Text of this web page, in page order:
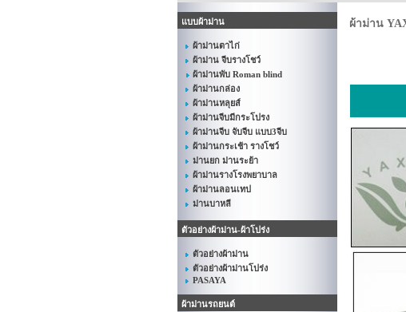
แบบผ้าม่าน
ผ้าม่านตาไก่
ผ้าม่าน จีบรางโชว์
ผ้าม่านพับ Roman blind
ผ้าม่านกล่อง
ผ้าม่านหลุยส์
ผ้าม่านจีบมีกระโปรง
ผ้าม่านจีบ จับจีบ แบบ3จีบ
ผ้าม่านกระเช้า รางโชว์
ม่านยก ม่านระย้า
ผ้าม่านรางโรงพยาบาล
ผ้าม่านลอนเทป
ม่านบาหลี
ตัวอย่างผ้าม่าน-ผ้าโปร่ง
ตัวอย่างผ้าม่าน
ตัวอย่างผ้าม่านโปร่ง
PASAYA
ผ้าม่านรถยนต์
ผ้าม่าน